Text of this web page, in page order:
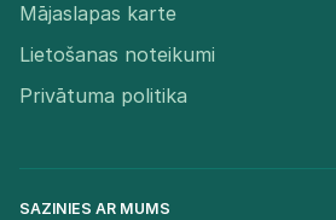
Mājaslapas karte
Lietošanas noteikumi
Privātuma politika
SAZINIES AR MUMS